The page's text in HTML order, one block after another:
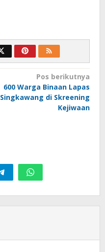
Pos berikutnya
600 Warga Binaan Lapas
Singkawang di Skreening
Kejiwaan